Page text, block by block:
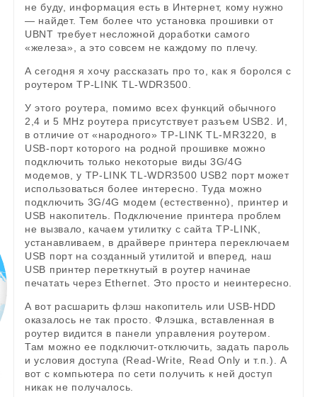
не буду, информация есть в Интернет, кому нужно
— найдет. Тем более что установка прошивки от
UBNT требует несложной доработки самого
«железа», а это совсем не каждому по плечу.
А сегодня я хочу рассказать про то, как я боролся с
роутером TP-LINK TL-WDR3500.
У этого роутера, помимо всех функций обычного
2,4 и 5 MHz роутера присутствует разъем USB2. И,
в отличие от «народного» TP-LINK TL-MR3220, в
USB-порт которого на родной прошивке можно
подключить только некоторые виды 3G/4G
модемов, у TP-LINK TL-WDR3500 USB2 порт может
использоваться более интересно. Туда можно
подключить 3G/4G модем (естественно), принтер и
USB накопитель. Подключение принтера проблем
не вызвало, качаем утилитку с сайта TP-LINK,
устанавливаем, в драйвере принтера переключаем
USB порт на созданный утилитой и вперед, наш
USB принтер переткнутый в роутер начинае
печатать через Ethernet. Это просто и неинтересно.
А вот расшарить флэш накопитель или USB-HDD
оказалось не так просто. Флэшка, вставленная в
роутер видится в панели управления роутером.
Там можно ее подключит-отключить, задать пароль
и условия доступа (Read-Write, Read Only и т.п.). А
вот с компьютера по сети получить к ней доступ
никак не получалось.